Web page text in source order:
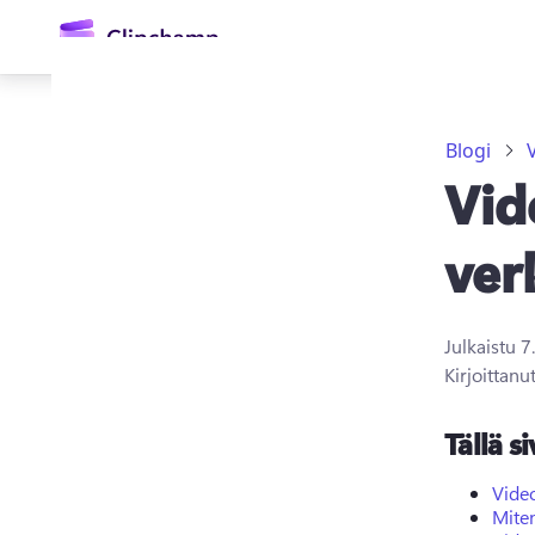
Blogi
Julkaistu
Tällä